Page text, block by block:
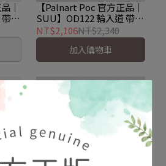
｜
留
傳
【Palnart Poc 官方正品｜
SUU】OD122 輪入道 帶留
｜日本製 可旋轉車輪 妖怪
Wanyudo
NT$2,106NT$2,340
加入購物車